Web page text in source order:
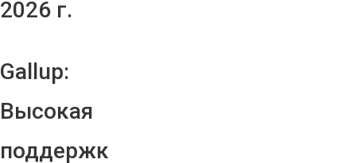
2026 г.
Gallup:
Высокая
поддержк